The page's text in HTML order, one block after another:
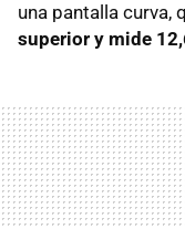
una pantalla curva,
superior y mide